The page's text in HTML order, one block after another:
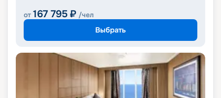
от 167 795 ₽ /чел
Выбрать